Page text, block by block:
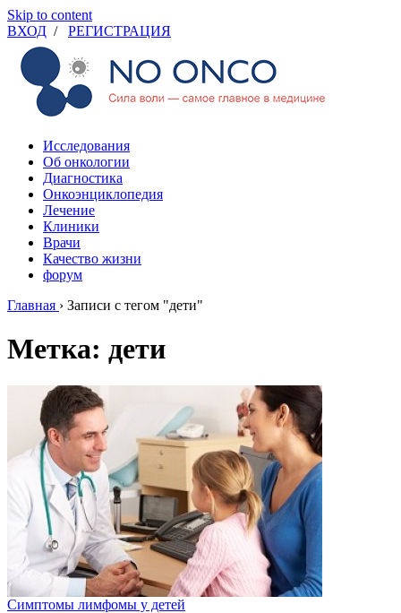
Skip to content
ВХОД / РЕГИСТРАЦИЯ
Исследования
Об онкологии
Диагностика
Онкоэнциклопедия
Лечение
Клиники
Врачи
Качество жизни
форум
Главная › Записи с тегом "дети"
Метка: дети
Симптомы лимфомы у детей